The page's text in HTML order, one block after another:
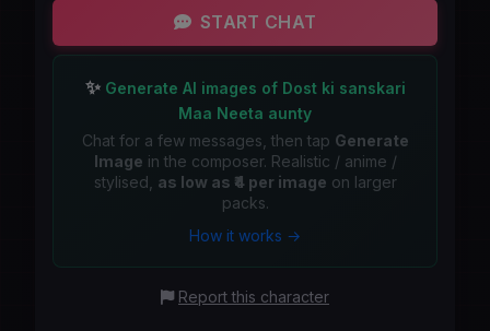
START CHAT
✨Generate AI images of Dost ki sanskari
Maa Neeta aunty
Chat for a few messages, then tap Generate
Image in the composer. Realistic / anime /
stylised, as low as ₹4 per image on larger
packs.
How it works →
Report this character